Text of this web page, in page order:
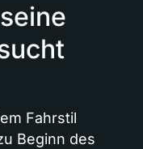
Fahrstil
Beginn des